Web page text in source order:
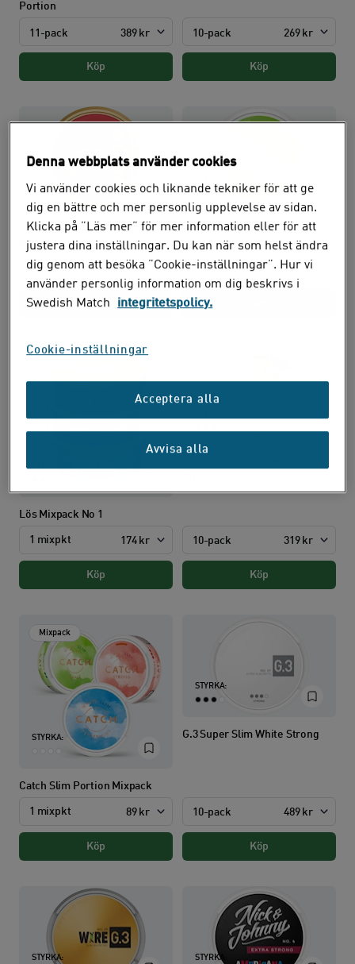
Portion
11-pack 389 kr
Köp
10-pack 269 kr
Köp
Göteborgs Rapé ONE Vilda Bär
White Portion Strong
10-pack 319 kr
Köp
Catch Apple Slim White Portion
10-pack 319 kr
Lös Mixpack No 1
1 mixpkt 174 kr
Köp
10-pack 319 kr
Köp
STYRKA:
Catch Slim Portion Mixpack
Mixpack
1 mixpkt 89 kr
Köp
STYRKA:
G.3 Super Slim White Strong
10-pack 489 kr
Köp
STYRKA: STYRKA:
Denna webbplats använder cookies
Vi använder cookies och liknande tekniker för att ge
dig en bättre och mer personlig upplevelse av sidan.
Klicka på ”Läs mer” för mer information eller för att
justera dina inställningar. Du kan när som helst ändra
dig genom att besöka ”Cookie-inställningar”. Hur vi
använder personlig information om dig beskrivs i
Swedish Match
integritetspolicy.
Cookie-inställningar
Acceptera alla
Avvisa alla